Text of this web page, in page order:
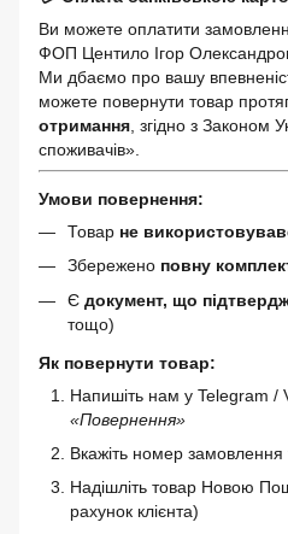
Ви можете оплатити
ФОП Центило Ігор
Ми дбаємо про вашу
можете повернути товар
отримання , згідно з Законом
споживачів».
Умови повернення:
Товар не
Збережено повну
Є документ, що
тощо)
Як повернути товар:
Напишіть нам у Telegram /
«Повернення»
Вкажіть номер
Надішліть товар Новою
рахунок клієнта)